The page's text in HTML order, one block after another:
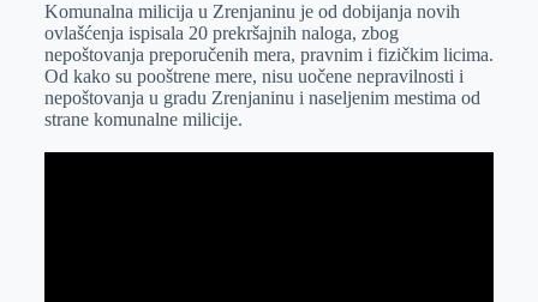
e
r
I
n
s
A
p
p
a
i
l
Komunalna milicija u Zrenjaninu je od dobijanja novih
ovlašćenja ispisala 20 prekršajnih naloga, zbog
nepoštovanja preporučenih mera, pravnim i fizičkim licima.
Od kako su pooštrene mere, nisu uočene nepravilnosti i
nepoštovanja u gradu Zrenjaninu i naseljenim mestima od
strane komunalne milicije.